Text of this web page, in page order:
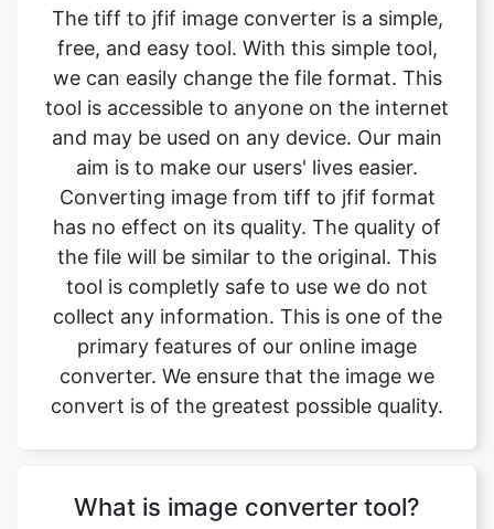
tool is accessible to anyone on the internet
and may be used on any device. Our main
aim is to make our users' lives easier.
Converting image from tiff to jfif format
has no effect on its quality. The quality of
the file will be similar to the original. This
tool is completly safe to use we do not
collect any information. This is one of the
primary features of our online image
converter. We ensure that the image we
convert is of the greatest possible quality.
What is image converter tool?
original image files from one format to
another format. Converting image files are